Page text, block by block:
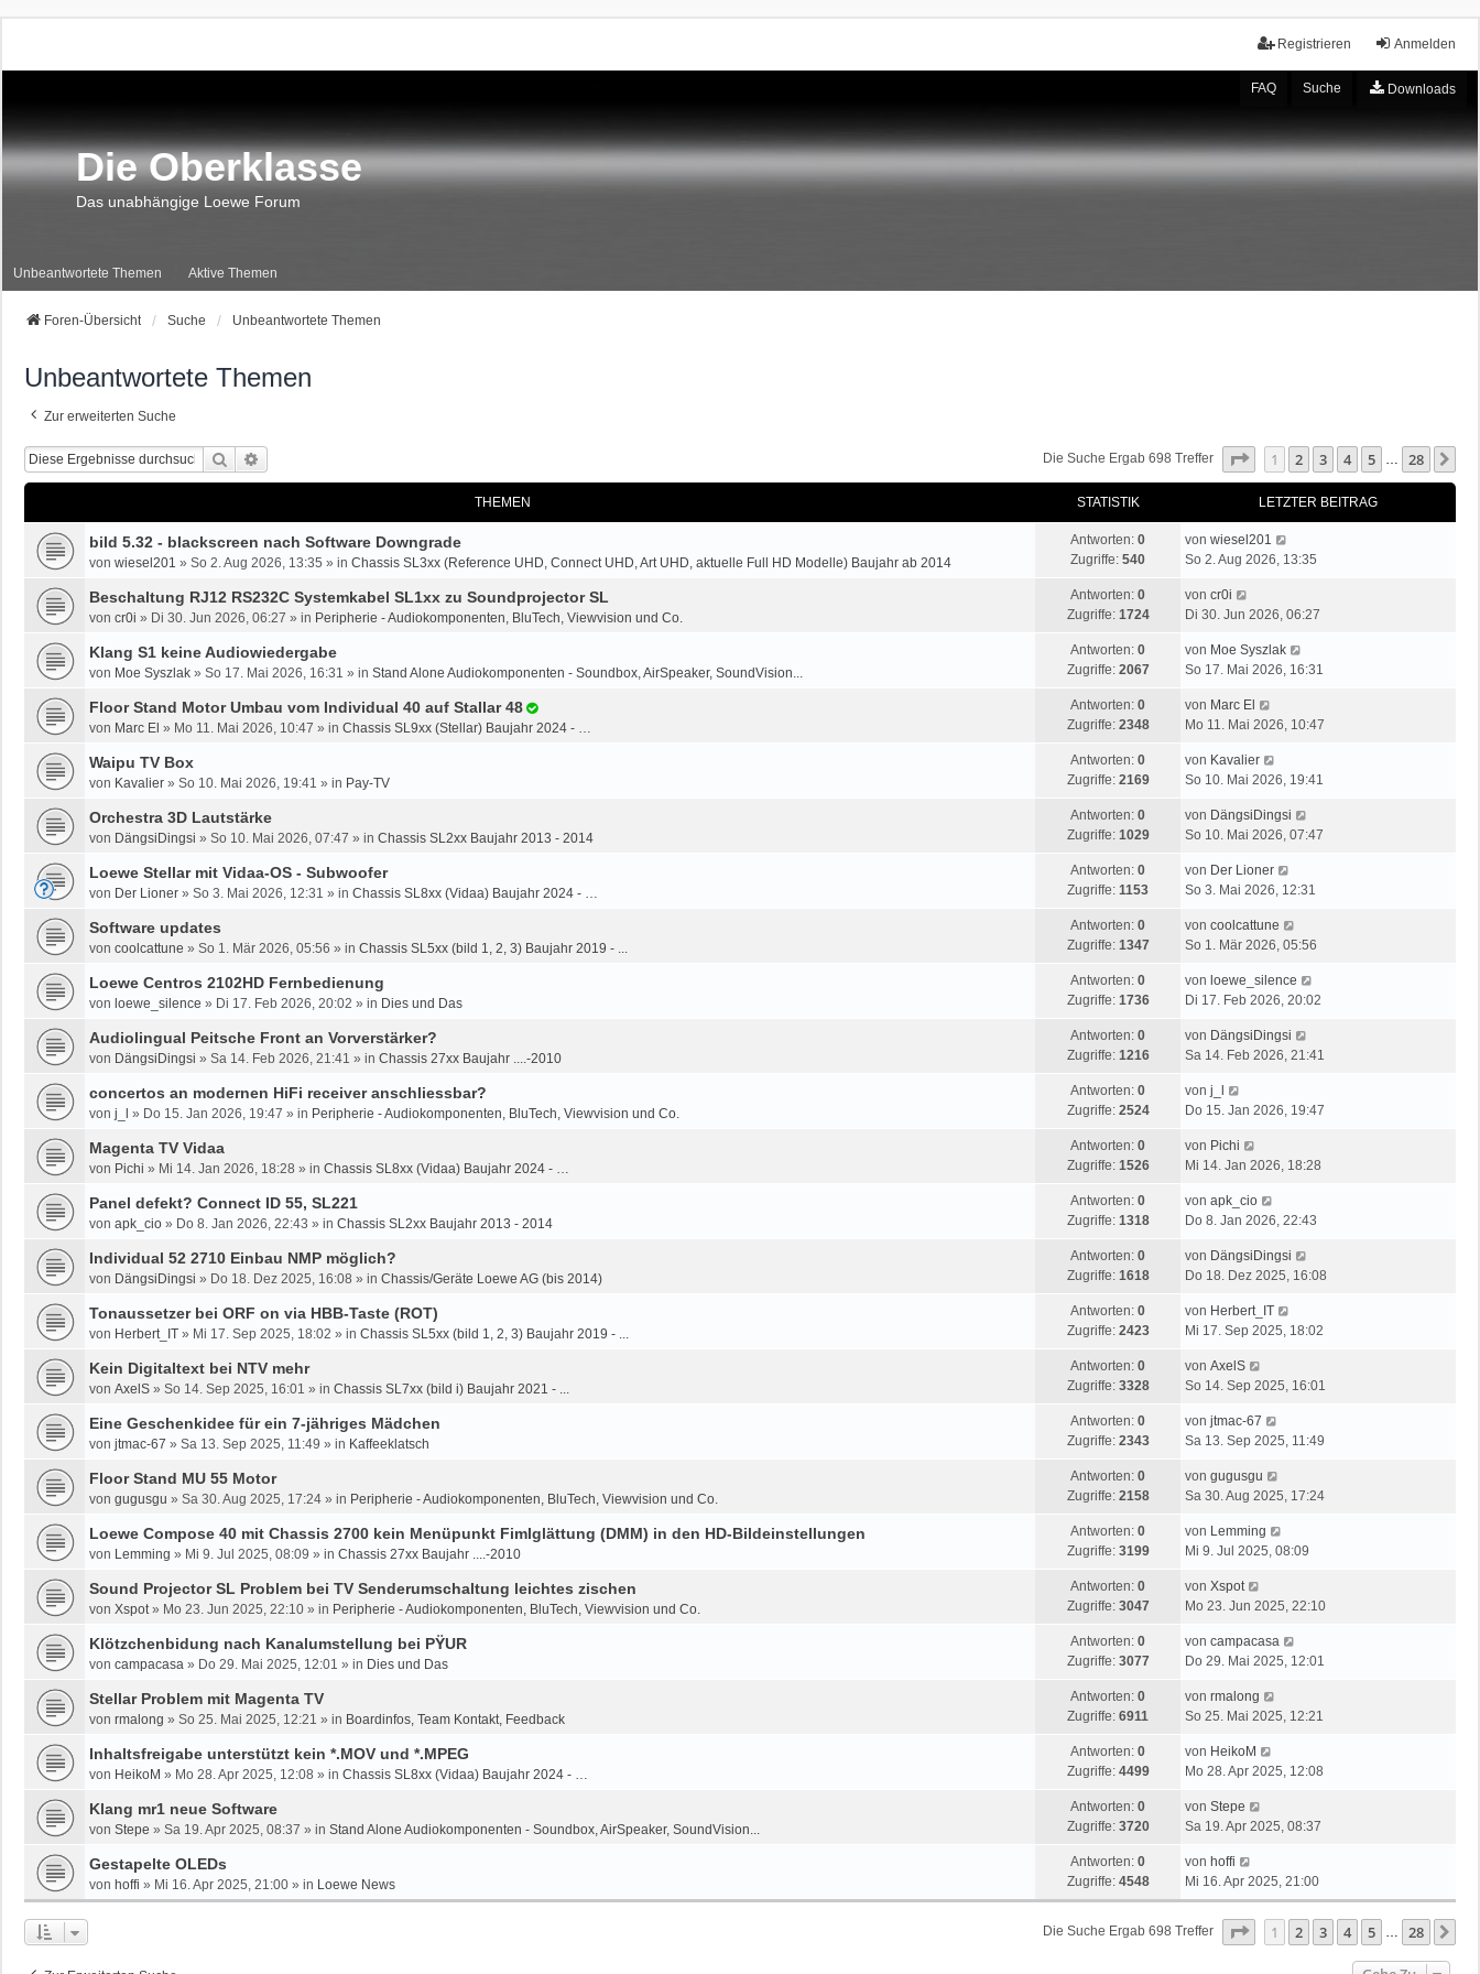
Anmelden
Registrieren
FAQ Suche Downloads
Die Oberklasse
Das unabhängige Loewe Forum
Unbeantwortete Themen Aktive Themen
Foren-Übersicht Suche Unbeantwortete Themen
Unbeantwortete Themen
Zur erweiterten Suche
Suche Die Suche Ergab 698 Treffer Seite Von
1 2 3 4 5 … 28
THEMEN STATISTIK LETZTER BEITRAG
bild 5.32 - blackscreen nach Software Downgrade
von wiesel201 » So 2. Aug 2026, 13:35 » in Chassis SL3xx (Reference UHD, Connect UHD, Art UHD, aktuelle Full HD Modelle) Baujahr ab 2014
Antworten: 0
Zugriffe: 540
von wiesel201
So 2. Aug 2026, 13:35
Beschaltung RJ12 RS232C Systemkabel SL1xx zu Soundprojector SL
von cr0i » Di 30. Jun 2026, 06:27 » in Peripherie - Audiokomponenten, BluTech, Viewvision und Co.
Antworten: 0
Zugriffe: 1724
von cr0i
Di 30. Jun 2026, 06:27
Klang S1 keine Audiowiedergabe
von Moe Syszlak » So 17. Mai 2026, 16:31 » in Stand Alone Audiokomponenten - Soundbox, AirSpeaker, SoundVision...
Antworten: 0
Zugriffe: 2067
von Moe Syszlak
So 17. Mai 2026, 16:31
Floor Stand Motor Umbau vom Individual 40 auf Stallar 48
von Marc El » Mo 11. Mai 2026, 10:47 » in Chassis SL9xx (Stellar) Baujahr 2024 - …
Antworten: 0
Zugriffe: 2348
von Marc El
Mo 11. Mai 2026, 10:47
Waipu TV Box
von Kavalier » So 10. Mai 2026, 19:41 » in Pay-TV
Antworten: 0
Zugriffe: 2169
von Kavalier
So 10. Mai 2026, 19:41
Orchestra 3D Lautstärke
von DängsiDingsi » So 10. Mai 2026, 07:47 » in Chassis SL2xx Baujahr 2013 - 2014
Antworten: 0
Zugriffe: 1029
von DängsiDingsi
So 10. Mai 2026, 07:47
Loewe Stellar mit Vidaa-OS - Subwoofer
von Der Lioner » So 3. Mai 2026, 12:31 » in Chassis SL8xx (Vidaa) Baujahr 2024 - …
Antworten: 0
Zugriffe: 1153
von Der Lioner
So 3. Mai 2026, 12:31
Software updates
von coolcattune » So 1. Mär 2026, 05:56 » in Chassis SL5xx (bild 1, 2, 3) Baujahr 2019 - ...
Antworten: 0
Zugriffe: 1347
von coolcattune
So 1. Mär 2026, 05:56
Loewe Centros 2102HD Fernbedienung
von loewe_silence » Di 17. Feb 2026, 20:02 » in Dies und Das
Antworten: 0
Zugriffe: 1736
von loewe_silence
Di 17. Feb 2026, 20:02
Audiolingual Peitsche Front an Vorverstärker?
von DängsiDingsi » Sa 14. Feb 2026, 21:41 » in Chassis 27xx Baujahr ....-2010
Antworten: 0
Zugriffe: 1216
von DängsiDingsi
Sa 14. Feb 2026, 21:41
concertos an modernen HiFi receiver anschliessbar?
von j_l » Do 15. Jan 2026, 19:47 » in Peripherie - Audiokomponenten, BluTech, Viewvision und Co.
Antworten: 0
Zugriffe: 2524
von j_l
Do 15. Jan 2026, 19:47
Magenta TV Vidaa
von Pichi » Mi 14. Jan 2026, 18:28 » in Chassis SL8xx (Vidaa) Baujahr 2024 - …
Antworten: 0
Zugriffe: 1526
von Pichi
Mi 14. Jan 2026, 18:28
Panel defekt? Connect ID 55, SL221
von apk_cio » Do 8. Jan 2026, 22:43 » in Chassis SL2xx Baujahr 2013 - 2014
Antworten: 0
Zugriffe: 1318
von apk_cio
Do 8. Jan 2026, 22:43
Individual 52 2710 Einbau NMP möglich?
von DängsiDingsi » Do 18. Dez 2025, 16:08 » in Chassis/Geräte Loewe AG (bis 2014)
Antworten: 0
Zugriffe: 1618
von DängsiDingsi
Do 18. Dez 2025, 16:08
Tonaussetzer bei ORF on via HBB-Taste (ROT)
von Herbert_IT » Mi 17. Sep 2025, 18:02 » in Chassis SL5xx (bild 1, 2, 3) Baujahr 2019 - ...
Antworten: 0
Zugriffe: 2423
von Herbert_IT
Mi 17. Sep 2025, 18:02
Kein Digitaltext bei NTV mehr
von AxelS » So 14. Sep 2025, 16:01 » in Chassis SL7xx (bild i) Baujahr 2021 - ...
Antworten: 0
Zugriffe: 3328
von AxelS
So 14. Sep 2025, 16:01
Eine Geschenkidee für ein 7-jähriges Mädchen
von jtmac-67 » Sa 13. Sep 2025, 11:49 » in Kaffeeklatsch
Antworten: 0
Zugriffe: 2343
von jtmac-67
Sa 13. Sep 2025, 11:49
Floor Stand MU 55 Motor
von gugusgu » Sa 30. Aug 2025, 17:24 » in Peripherie - Audiokomponenten, BluTech, Viewvision und Co.
Antworten: 0
Zugriffe: 2158
von gugusgu
Sa 30. Aug 2025, 17:24
Loewe Compose 40 mit Chassis 2700 kein Menüpunkt Fimlglättung (DMM) in den HD-Bildeinstellungen
von Lemming » Mi 9. Jul 2025, 08:09 » in Chassis 27xx Baujahr ....-2010
Antworten: 0
Zugriffe: 3199
von Lemming
Mi 9. Jul 2025, 08:09
Sound Projector SL Problem bei TV Senderumschaltung leichtes zischen
von Xspot» Mo 23. Jun 2025, 22:10 » in Peripherie - Audiokomponenten, BluTech, Viewvision und Co.
Antworten: 0
Zugriffe: 3047
von Xspot
Mo 23. Jun 2025, 22:10
Klötzchenbidung nach Kanalumstellung bei PŸUR
von campacasa » Do 29. Mai 2025, 12:01 » in Dies und Das
Antworten: 0
Zugriffe: 3077
von campacasa
Do 29. Mai 2025, 12:01
Stellar Problem mit Magenta TV
von rmalong » So 25. Mai 2025, 12:21 » in Boardinfos, Team Kontakt, Feedback
Antworten: 0
Zugriffe: 6911
von rmalong
So 25. Mai 2025, 12:21
Inhaltsfreigabe unterstützt kein *.MOV und *.MPEG
von HeikoM » Mo 28. Apr 2025, 12:08 » in Chassis SL8xx (Vidaa) Baujahr 2024 - …
Antworten: 0
Zugriffe: 4499
von HeikoM
Mo 28. Apr 2025, 12:08
Klang mr1 neue Software
von Stepe » Sa 19. Apr 2025, 08:37 » in Stand Alone Audiokomponenten - Soundbox, AirSpeaker, SoundVision...
Antworten: 0
Zugriffe: 3720
von Stepe
Sa 19. Apr 2025, 08:37
Gestapelte OLEDs
von hoffi » Mi 16. Apr 2025, 21:00 » in Loewe News
Antworten: 0
Zugriffe: 4548
von hoffi
Mi 16. Apr 2025, 21:00
Die Suche Ergab 698 Treffer Seite Von
1 2 3 4 5 … 28